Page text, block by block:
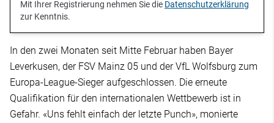
Mit Ihrer Registrierung nehmen Sie die Datenschutzerklärung
zur Kenntnis.
In den zwei Monaten seit Mitte Februar haben Bayer
Leverkusen, der FSV Mainz 05 und der VfL Wolfsburg zum
Europa-League-Sieger aufgeschlossen. Die erneute
Qualifikation für den internationalen Wettbewerb ist in
Gefahr. «Uns fehlt einfach der letzte Punch», monierte